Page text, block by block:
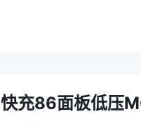
快充86面板低压